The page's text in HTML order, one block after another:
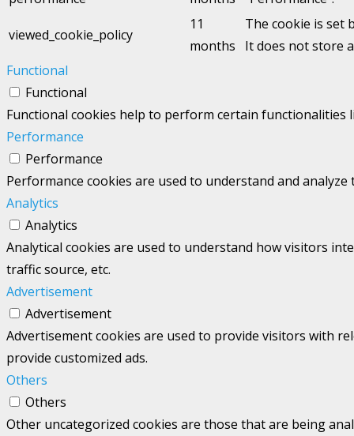
viewed_cookie_policy
11
months
The cookie is set
It does not store
Functional
Functional
Functional cookies help to perform certain
Performance
Performance
Performance cookies are used to understand and
Analytics
Analytics
Analytical cookies are used to understand how visitors
traffic source, etc.
Advertisement
Advertisement
Advertisement cookies are used to provide visitors with
provide customized ads.
Others
Others
Other uncategorized cookies are those that are being